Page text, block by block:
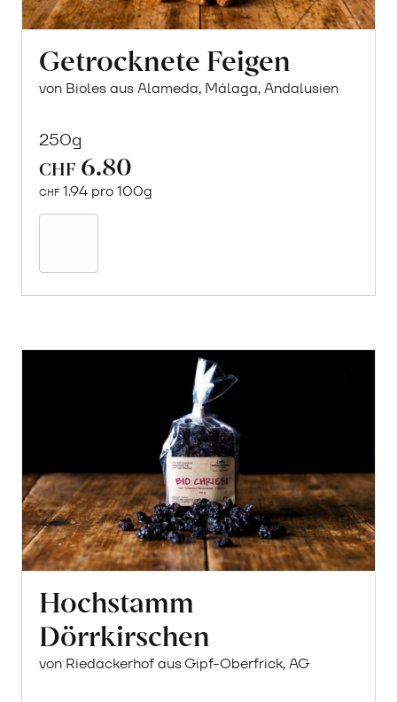
Getrocknete Feigen
von Bioles aus Alameda, Málaga, Andalusien
250g
CHF 6.80
CHF 1.94 pro 100g
Hochstamm
Dörrkirschen
von Riedackerhof aus Gipf-Oberfrick, AG